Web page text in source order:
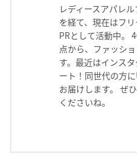
レディースアパレ
を経て、現在はフ
PRとして活動中。
点から、ファッシ
す。最近はインス
ート！同世代の方
お届けします。 ぜ
くださいね。